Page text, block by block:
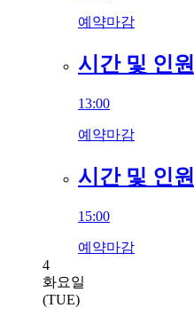
예약마감
시간 및 인원
13:00
예약마감
시간 및 인원
15:00
예약마감
4
화요일
(TUE)